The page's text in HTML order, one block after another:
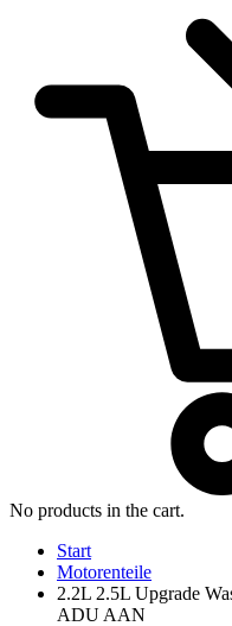
No products in the cart.
Start
Motorenteile
2.2L 2.5L Upgrade
ADU AAN